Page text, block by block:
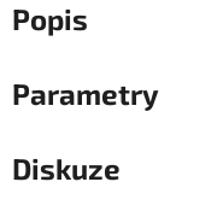
Popis
Parametry
Diskuze